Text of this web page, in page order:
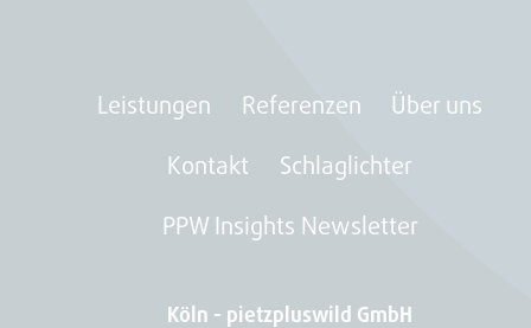
Leistungen Referenzen Über uns
Kontakt Schlaglichter
PPW Insights Newsletter
Köln - pietzpluswild GmbH